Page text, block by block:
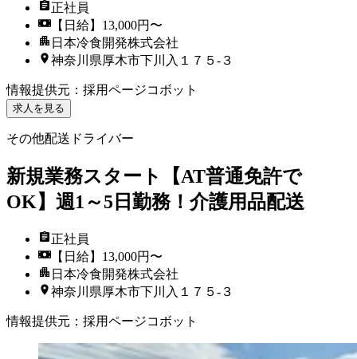
正社員
【日給】13,000円〜
日本冷食開発株式会社
神奈川県厚木市下川入１７５‐３
情報提供元 ： 採用ページコボット
求人を見る
その他配送ドライバー
新規業務スタート【AT普通免許で
OK】週1～5日勤務！介護用品配送
正社員
【日給】13,000円〜
日本冷食開発株式会社
神奈川県厚木市下川入１７５‐３
情報提供元 ： 採用ページコボット